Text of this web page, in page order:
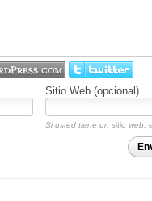
Sitio Web (opcional)
Si usted tiene un sitio web,